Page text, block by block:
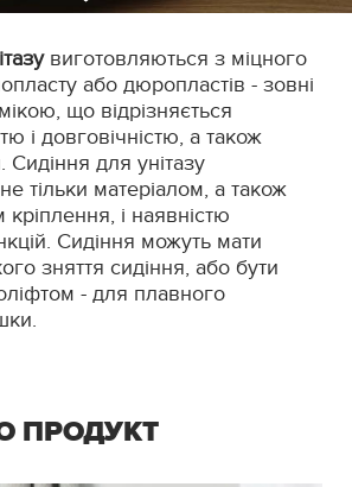
виготовляються з міцного
або дюропластів - зовні
що відрізняється
і довговічністю, а також
для унітазу
тільки матеріалом, а також
і наявністю
Сидіння можуть мати
зняття сидіння, або бути
- для плавного
ПРОДУКТ